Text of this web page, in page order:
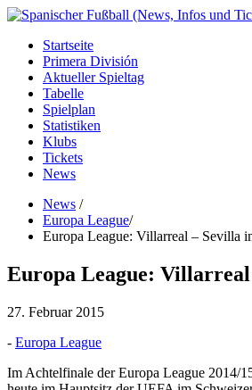
Startseite
Primera División
Aktueller Spieltag
Tabelle
Spielplan
Statistiken
Klubs
Tickets
News
News /
Europa League/
Europa League: Villarreal – Sevilla
Europa League:
27. Februar 2015
- Europa League
Im Achtelfinale der Europa League 2014/